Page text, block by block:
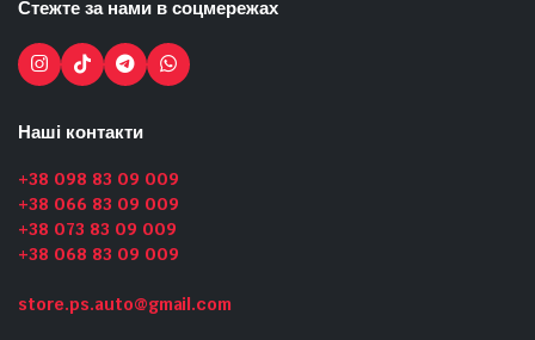
Стежте за нами в соцмережах
Наші контакти
+38 098 83 09 009
+38 066 83 09 009
+38 073 83 09 009
+38 068 83 09 009
store.ps.auto@gmail.com